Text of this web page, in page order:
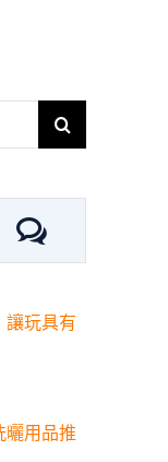
評
論
讓玩具有
曬用品推